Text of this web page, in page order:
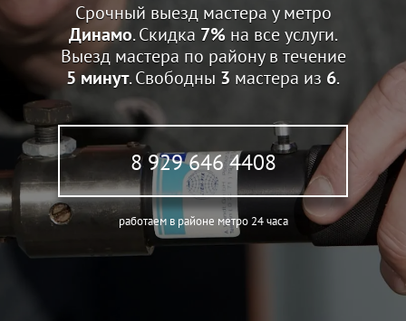
Срочный выезд мастера у метро
Динамо. Скидка 7%на все услуги.
Выезд мастера по району в течение
5 минут. Свободны 3 мастера из 6.
8 929 646 4408
работаем в районе метро 24 часа